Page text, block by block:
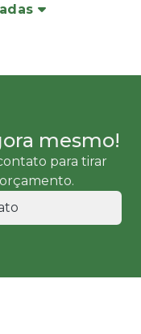
mesmo!
para tirar